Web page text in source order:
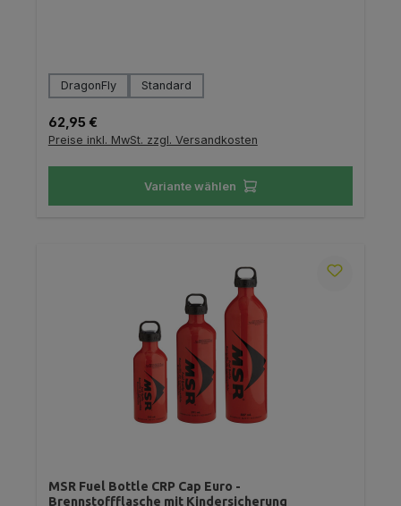
Varianteauswählen
DragonFly Standard
Regulärer Preis:
62,95 €
Preise inkl. MwSt. zzgl. Versandkosten
Variante wählen
MSR Fuel Bottle CRP Cap Euro -
Brennstoffflasche mit Kindersicherung